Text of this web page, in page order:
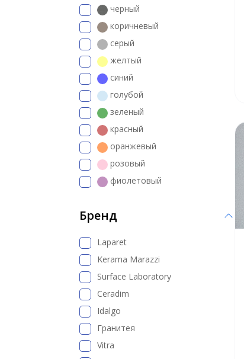
черный
коричневый
серый
желтый
синий
голубой
зеленый
красный
оранжевый
розовый
фиолетовый
Бренд
Laparet
Kerama Marazzi
Surface Laboratory
Ceradim
Idalgo
Гранитея
Vitra